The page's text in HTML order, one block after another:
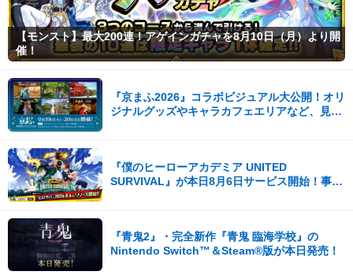
【モンスト】最大200連！アゲインガチャを8月10日（月）より開
催！
『京まふ2026』コラボビジュアル大公開！オリ
ジナルグッズやキャラカフェエリアなど、見ど
『僕のヒーローアカデミア UNITED
SURVIVAL』が本日8月6日サービス開始！事前
『青鬼2』・完全新作『青鬼 臨海学校』の
Nintendo Switch™＆Steam®版が本日発売！